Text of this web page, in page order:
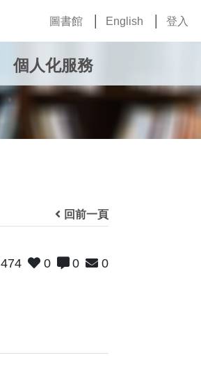
圖書館 English 登入
個人化服務
回前一頁
474 0 0 0